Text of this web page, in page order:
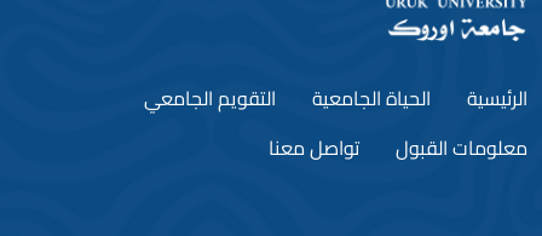
الرئيسية الحياة الجامعية
التقويم الجامعي
معلومات القبول
تواصل معنا